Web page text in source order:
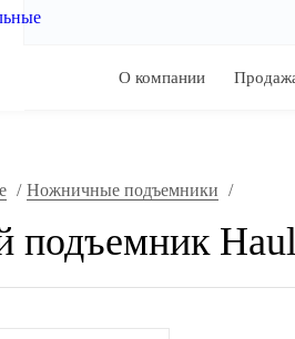
О компании
/ Ножничные подъемники /